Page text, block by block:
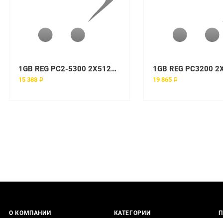
1GB REG PC2-5300 2X512MB option kit
15 388 ₽ 19 865 ₽
О КОМПАНИИ КАТЕГОРИИ